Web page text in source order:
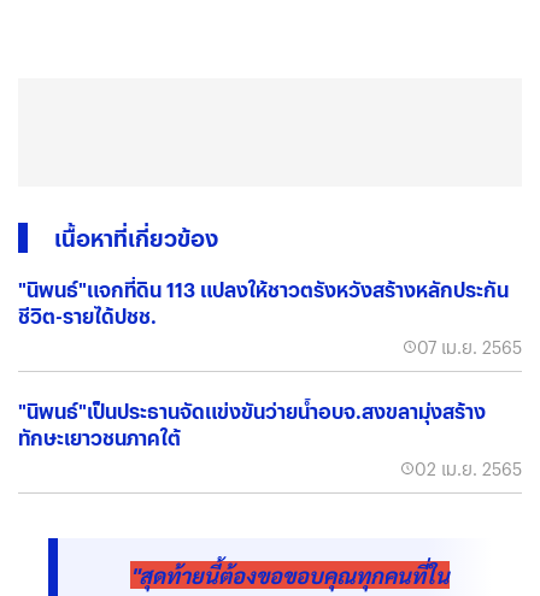
เนื้อหาที่เกี่ยวข้อง
"นิพนธ์"แจกที่ดิน 113 แปลงให้ชาวตรังหวังสร้างหลักประกัน
ชีวิต-รายได้ปชช.
07 เม.ย. 2565
"นิพนธ์"เป็นประธานจัดแข่งขันว่ายน้ำอบจ.สงขลามุ่งสร้าง
ทักษะเยาวชนภาคใต้
02 เม.ย. 2565
"สุดท้ายนี้ต้องขอขอบคุณทุกคนที่ใน